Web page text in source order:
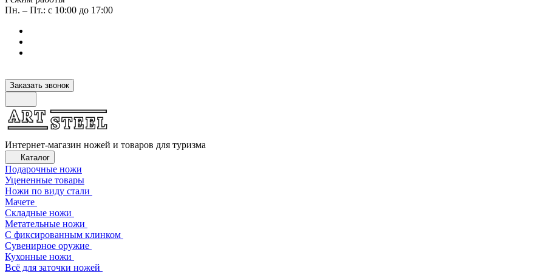
Пн. – Пт.: с 10:00 до 17:00
Заказать звонок
Интернет-магазин ножей и товаров для туризма
Каталог
Подарочные ножи
Уцененные товары
Ножи по виду стали
Мачете
Складные ножи
Метательные ножи
С фиксированным клинком
Сувенирное оружие
Кухонные ножи
Всё для заточки ножей